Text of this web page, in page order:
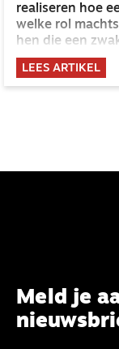
realiseren hoe
welke rol
hen die een
LEES ARTIKEL
Meld je